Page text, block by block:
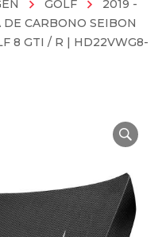
GOLF
2019 -
CARBONO SEIBON
8 GTI / R | HD22VWG8-